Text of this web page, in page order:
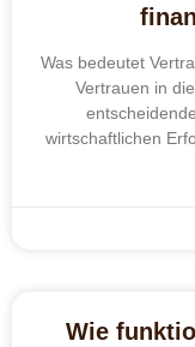
Was bedeutet
Vertrauen in
wirtschaftlichen
Wie